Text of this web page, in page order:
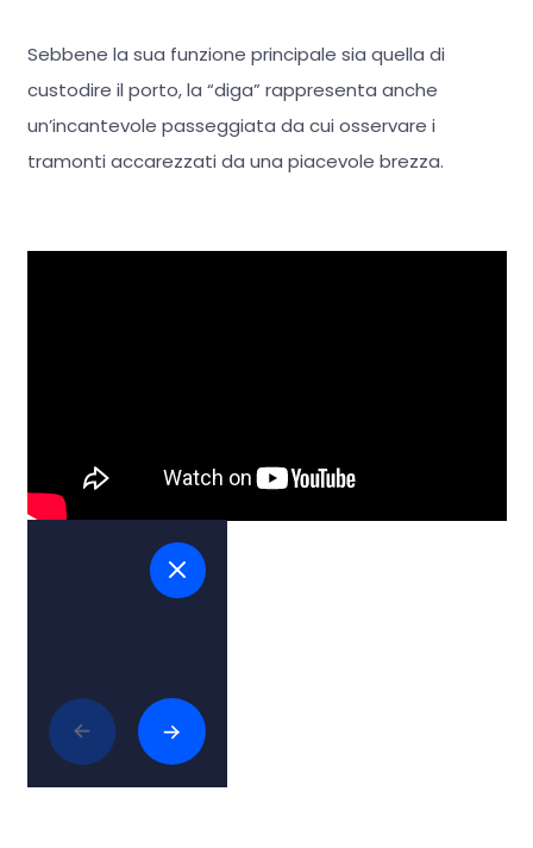
Sebbene la sua funzione principale sia quella di
custodire il porto, la “diga” rappresenta anche
un’incantevole passeggiata da cui osservare i
tramonti accarezzati da una piacevole brezza.
Intrattenimento